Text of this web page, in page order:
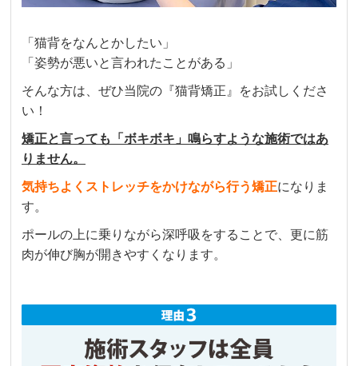
「猫背をなんとかしたい」
「姿勢が悪いと言われたことがある」
そんな方は、ぜひ当院の『猫背矯正』をお試しくださ
い！
矯正と言っても「ボキボキ」鳴らすような施術ではあ
りません。
気持ちよくストレッチをかけながら行う矯正になりま
す。
ポールの上に乗りながら深呼吸をすることで、更に筋
肉が伸び胸が開きやすくなります。